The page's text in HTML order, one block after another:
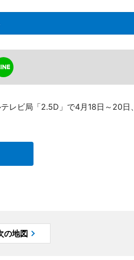
レビ局「2.5D」で4月18日～20日、
の地図